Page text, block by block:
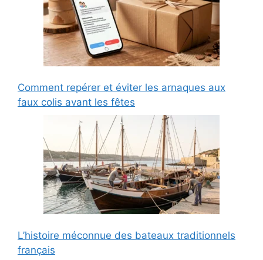
Comment repérer et éviter les arnaques aux
faux colis avant les fêtes
L’histoire méconnue des bateaux traditionnels
français